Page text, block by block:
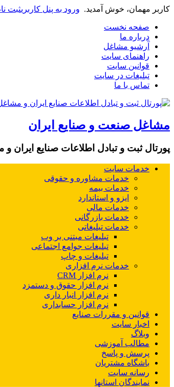
کاربر مهمان، خوش آمدید. ورود به پنل کاربریثبت
صفحه نخست
درباره ما
آرشیو مشاغل
راهنمای سایت
قوانین سایت
تبلیغات در سایت
تماس با ما
مشاغل صنعت و صنایع ایران
پورتال ثبت و تبادل اطلاعات صنایع ایران
خدمات سایت
خدمات مشاوره و حقوقی
خدمات بیمه
ایزو و استاندارد
خدمات مالی
خدمات بازرگانی
خدمات تبلیغاتی
تبلیغات مبتنی بر وب
تبلیغات جوامع اجتماعی
تبلیغات و چاپ
خدمات نرم افزاری
نرم افزار CRM
نرم افزار حقوق و دستمزد
نرم افزار انبار داری
نرم افزار حسابداری
قوانین و مقررات صنایع
اخبار سایت
وبلاگ
مطالب آموزشی
پرسش و پاسخ
باشگاه مشتریان
رسانه سایت
نمایندگان استانها